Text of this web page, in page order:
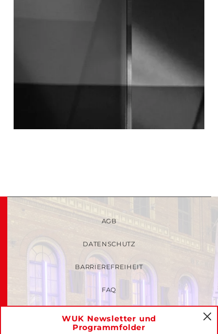
WUK Newsletter und
Programmfolder
AGB
DATENSCHUTZ
BARRIEREFREIHEIT
FAQ